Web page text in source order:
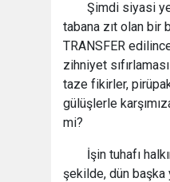
Şimdi siyasi
tabana zıt olan bir
TRANSFER
zihniyet
taze fikirler,
gülüşlerle
mi?
İşin tuhafı
şekilde, dün